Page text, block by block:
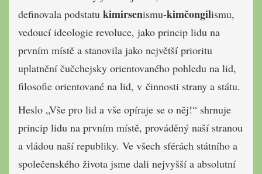
definovala podstatu kimirsenismu-kimčongilismu,
vedoucí ideologie revoluce, jako princip lidu na
prvním místě a stanovila jako největší prioritu
uplatnění čučchejsky orientovaného pohledu na lid,
filosofie orientované na lid, v činnosti strany a státu.
Heslo „Vše pro lid a vše opíraje se o něj!“ shrnuje
princip lidu na prvním místě, prováděný naší stranou
a vládou naší republiky. Ve všech sférách státního a
společenského života jsme dali nejvyšší a absolutní